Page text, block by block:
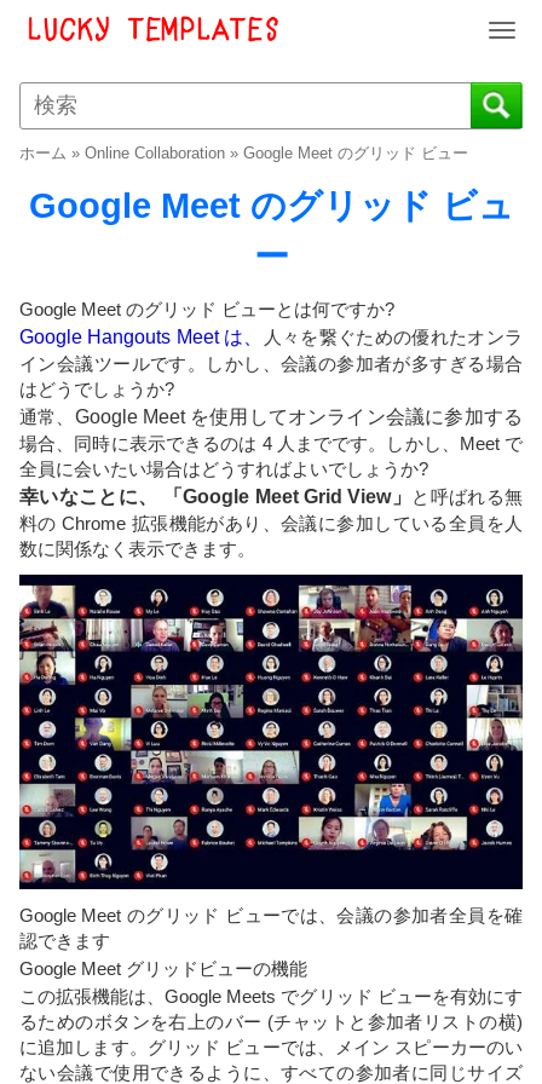
T
g
g
a
a
t
i
o
n
ホーム » Online Collaboration » Google Meet のグリッド ビュー
Google Meet のグリッド ビュ
ー
Google Meet のグリッド ビューとは何ですか?
Google Hangouts Meet は、
人々を繋ぐための優れたオンラ
イン会議ツールです。しかし、会議の参加者が多すぎる場合
はどうでしょうか?
通常、 Google Meet を使用してオンライン会議に参加する
場合、同時に表示できるのは 4 人までです。しかし、Meet で
全員に会いたい場合はどうすればよいでしょうか?
幸いなことに、 「Google Meet Grid View」
と呼ばれる無
料の Chrome 拡張機能があり、会議に参加している全員を人
数に関係なく表示できます。
Google Meet のグリッド ビューでは、会議の参加者全員を確
認できます
Google Meet グリッドビューの機能
この拡張機能は、Google Meets でグリッド ビューを有効にす
るためのボタンを右上のバー (チャットと参加者リストの横)
に追加します。グリッド ビューでは、メイン スピーカーのい
ない会議で使用できるように、すべての参加者に同じサイズ